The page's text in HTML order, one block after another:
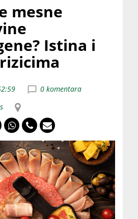
mesne
Istina i
0 komentara